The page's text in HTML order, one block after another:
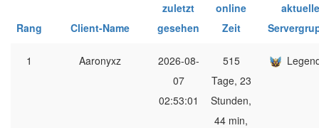
Rang Client-Name
zuletzt
gesehen
online
Zeit
aktuelle
1 Aaronyxz
2026-08-
07
02:53:01
515
Tage, 23
Stunden,
44 min,